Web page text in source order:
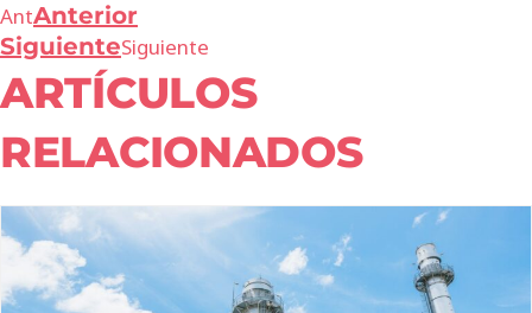
AntAnterior
SiguienteSiguiente
ARTÍCULOS
RELACIONADOS